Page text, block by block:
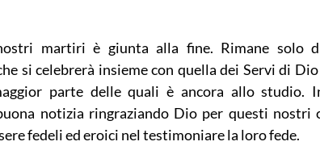
martiri è giunta alla fine. Rimane solo
si celebrerà insieme con quella dei Servi di
parte delle quali è ancora allo studio.
notizia ringraziando Dio per questi nostri
fedeli ed eroici nel testimoniare la loro fede.